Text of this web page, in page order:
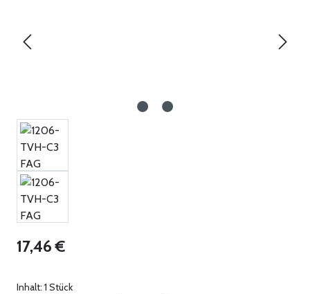
Regulärer Preis:
17,46 €
Inhalt: 1 Stück